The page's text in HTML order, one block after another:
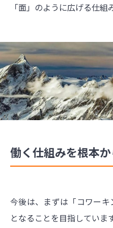
「面」のように広げる仕組
働く仕組みを根本か
今後は、まずは「コワーキ
となることを目指しています